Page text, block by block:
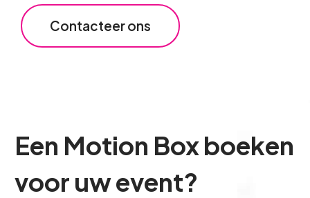
Contacteer ons
Een Motion Boxboeken
voor uwevent?